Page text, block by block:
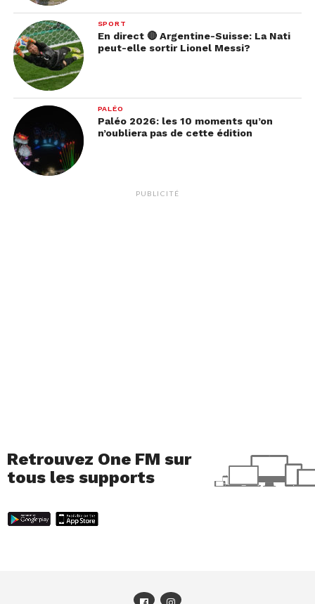
SPORT
En direct 🔴 Argentine-Suisse: La Nati
peut-elle sortir Lionel Messi?
PALÉO
Paléo 2026: les 10 moments qu’on
n’oubliera pas de cette édition
PUBLICITÉ
Retrouvez One FM sur
tous les supports